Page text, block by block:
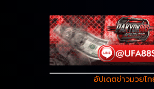
อัปเดตข่าวมวยไ